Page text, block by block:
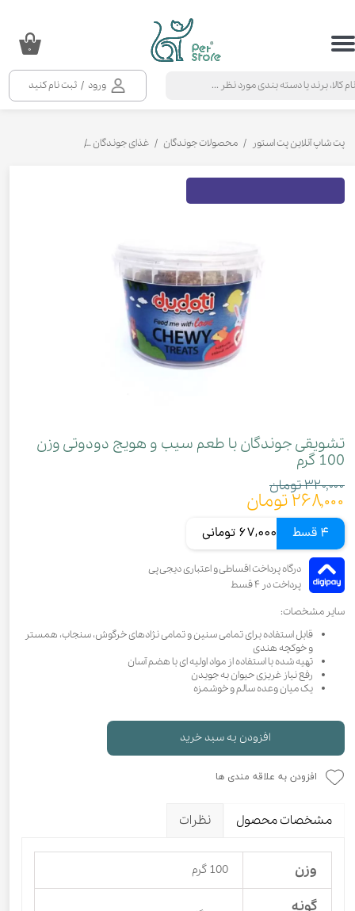
ورود / ثبت نام کنید
حساب کاربری من
خروج از حساب کاربری
۰
پت شاپ آنلاین پت استور محصولات جوندگان غذای جوندگان
تشویقی جوندگان با طعم سیب و هویج دودوتی وزن
100 گرم
۳۲۰,۰۰۰ تومان
۲۶۸,۰۰۰ تومان
4 قسط 67,000 تومانی
سایر مشخصات:
قابل استفاده برای تمامی سنین و تمامی نژادهای خرگوش، سنجاب، همستر
و خوکچه هندی
تهیه شده با استفاده از مواد اولیه ای با هضم آسان
رفع نیاز غریزی حیوان به جویدن
یک میان وعده سالم و خوشمزه
افزودن به سبد خرید
افزودن به علاقه مندی ها
مشخصات محصول نظرات
وزن 100 گرم
گونه